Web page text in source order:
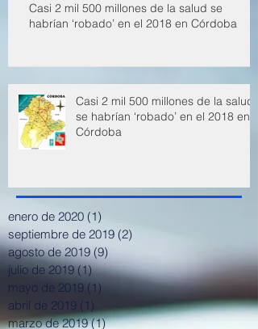
Casi 2 mil 500 millones de la salud se
habrían ‘robado’ en el 2018 en Córdoba
Casi 2 mil 500 millones de la salud
se habrían ‘robado’ en el 2018 en
Córdoba
enero de 2020 (1)
septiembre de 2019 (2)
agosto de 2019 (9)
julio de 2019 (1)1 entrada
mayo de 2019 (1)1 entrada
abril de 2019 (1) 1 entrada
marzo de 2019 (1)1 entrada